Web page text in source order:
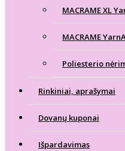
MACRAME XL
MACRAME
Poliesterio
Rinkiniai, aprašymai
Dovanų kuponai
Išpardavimas